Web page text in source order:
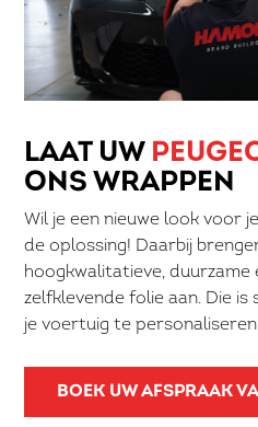
LAAT UW
ONS WRAPPEN
Wil je een nieuwe look voor
de oplossing! Daarbij
hoogkwalitatieve, duurzame
zelfklevende folie aan. Die
je voertuig te
BOEK UW AFSPRAAK